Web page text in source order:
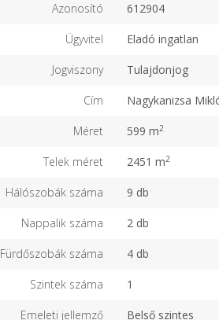
Azonosító 612904
Ügyvitel Eladó ingatlan
Jogviszony Tulajdonjog
Cím Nagykanizsa
Méret 599 m2
Telek méret 2451 m2
Hálószobák száma 9 db
Nappalik száma 2 db
Fürdőszobák száma 4 db
Szintek száma 1
Emeleti jellemző Belső szintes